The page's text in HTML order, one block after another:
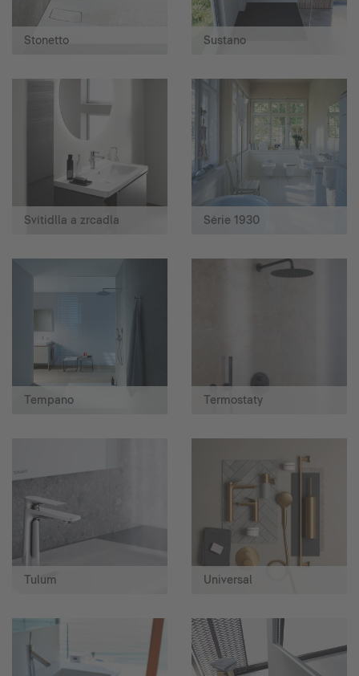
Stonetto Sustano
Svítidlla a zrcadla Série 1930
Tempano Termostaty
Tulum Universal